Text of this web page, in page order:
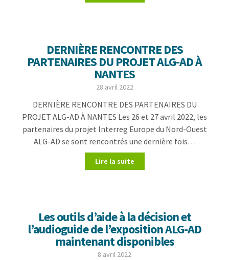
DERNIÈRE RENCONTRE DES
PARTENAIRES DU PROJET ALG-AD À
NANTES
28 avril 2022
DERNIÈRE RENCONTRE DES PARTENAIRES DU
PROJET ALG-AD À NANTES Les 26 et 27 avril 2022, les
partenaires du projet Interreg Europe du Nord-Ouest
ALG-AD se sont rencontrés une dernière fois…
Lire la suite
Les outils d’aide à la décision et
l’audioguide de l’exposition ALG-AD
maintenant disponibles
8 avril 2022